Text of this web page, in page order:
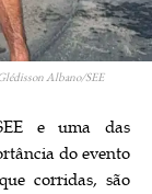
Albano/SEE
e uma das
do evento
corridas, são